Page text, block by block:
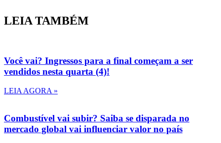
LEIA TAMBÉM
Você vai? Ingressos para a final começam a ser
vendidos nesta quarta (4)!
LEIA AGORA »
Combustível vai subir? Saiba se disparada no
mercado global vai influenciar valor no país